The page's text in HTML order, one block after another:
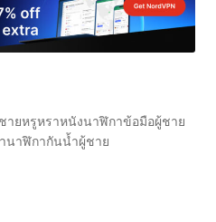
ายหรูหราหนังนาฬิกาข้อมือผู้ชาย
นาฬิกากันน้ำผู้ชาย